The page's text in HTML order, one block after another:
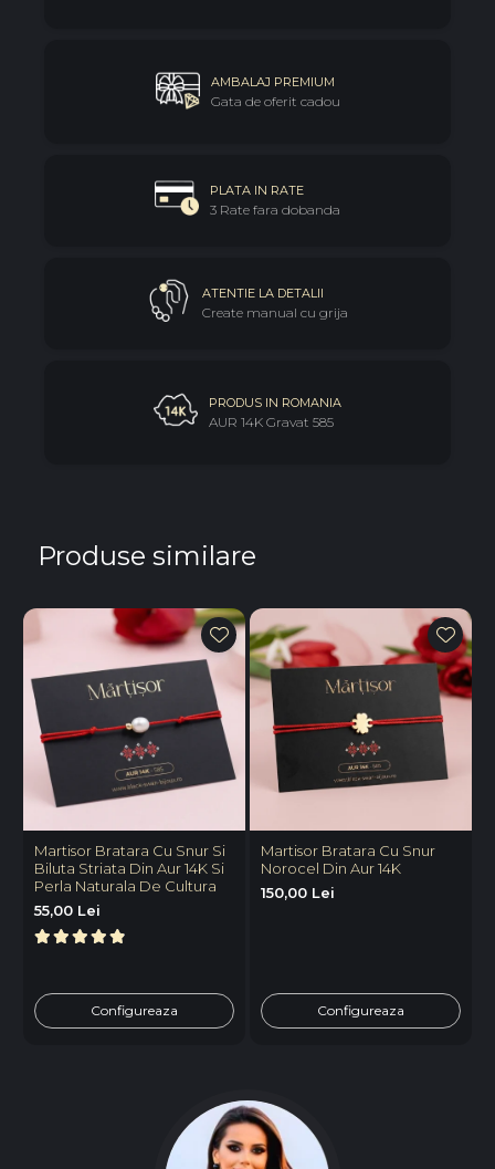
AMBALAJ PREMIUM
Gata de oferit cadou
PLATA IN RATE
3 Rate fara dobanda
ATENTIE LA DETALII
Create manual cu grija
PRODUS IN ROMANIA
AUR 14K Gravat 585
Produse similare
Martisor Bratara Cu Snur Si
Biluta Striata Din Aur 14K Si
Perla Naturala De Cultura
55,00 Lei
Configureaza
Martisor Bratara Cu Snur
Norocel Din Aur 14K
150,00 Lei
Configureaza